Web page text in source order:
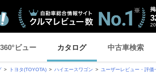
360°ビュー カタログ 中古車検索
トヨタ(TOYOTA) ハイエースワゴン ユーザーレビュー・評価